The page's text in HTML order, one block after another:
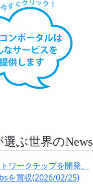
ぶ世界のNews
ワークチップを開発、
を買収(2026/02/25)